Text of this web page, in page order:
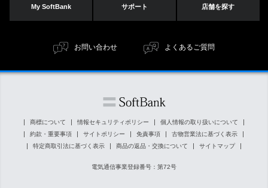
My SoftBank サポート 店舗を探す
お問い合わせ よくあるご質問
商標について 情報セキュリティポリシー
個人情報の取り扱いについて
約款・重要事項
サイトポリシー 免責事項
古物営業法に基づく表示
特定商取引法に基づく表示
商品の返品・交換について サイトマップ
電気通信事業登録番号：第72号